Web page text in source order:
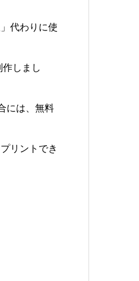
代わりに使
しまし
には、無料
リントでき